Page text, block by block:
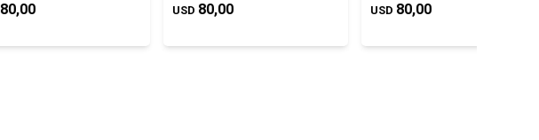
80,00 USD 80,00 USD 80,00